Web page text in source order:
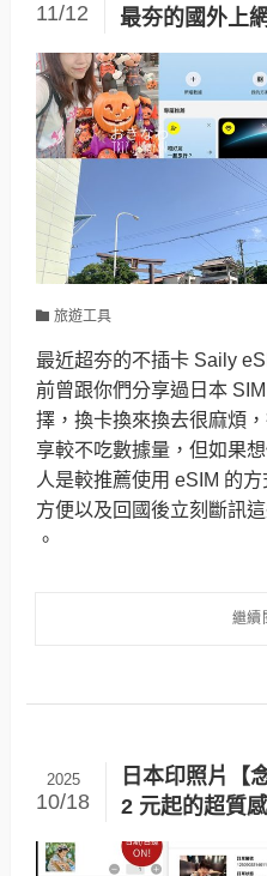
最夯的國外上
11/12
旅遊工具
最近超夯的不插卡 Saily
前曾跟你們分享過日本
擇，換卡換來換去很麻煩
享較不吃數據量，但如果
人是較推薦使用 eSIM 的
方便以及回國後立刻斷訊
。
日本印照片【
2 元起的超質
2025
10/18